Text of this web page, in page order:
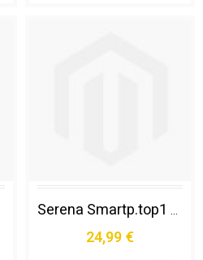
Serena Smartp.top1 Fino a 150¤
24,99 €